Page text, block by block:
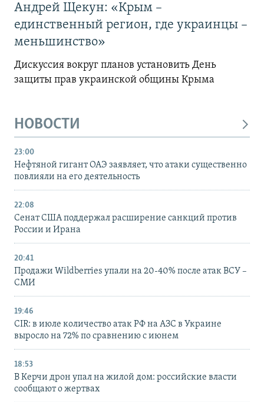
Андрей Щекун: «Крым –
единственный регион, где украинцы –
меньшинство»
Дискуссия вокруг планов установить День
защиты прав украинской общины Крыма
НОВОСТИ
23:00
Нефтяной гигант ОАЭ заявляет, что атаки существенно
повлияли на его деятельность
22:08
Сенат США поддержал расширение санкций против
России и Ирана
20:41
Продажи Wildberries упали на 20-40% после атак ВСУ –
СМИ
19:46
CIR: в июле количество атак РФ на АЗС в Украине
выросло на 72% по сравнению с июнем
18:53
В Керчи дрон упал на жилой дом: российские власти
сообщают о жертвах